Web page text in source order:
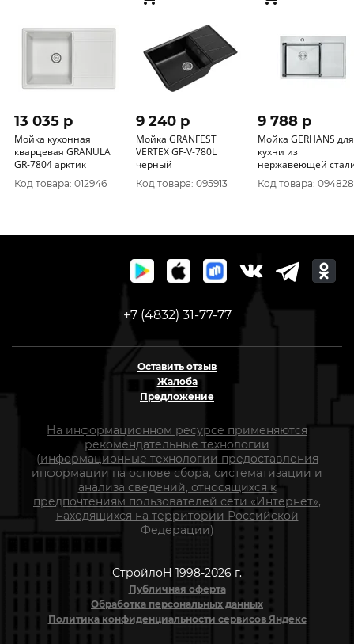
13 035 p
Мойка кухонная
кварцевая GRANULA
GR-7804 арктик
Код товара: 012946
9 240 p
Мойка GRANFEST
VERTEX GF-V-780L
черный
Код товара: 095913
9 788 p
Мойка GERHANS для
кухни из
нержавеющей
премиум K37851-L
780*510
Код товара: 094828
+7 (4832) 31-77-77
Оставить отзыв
Жалоба
Предложение
На информационном ресурсе применяются
рекомендательные технологии
(информационные технологии предоставления
информации на основе сбора, систематизации и
анализа сведений, относящихся к
предпочтениям пользователей сети «Интернет»,
находящихся на территории Российской
Федерации)
СтройлоН 1998-2026 г.
Публичная оферта
Обработка персональных данных
Политика конфиденциальности сервисов Яндекс